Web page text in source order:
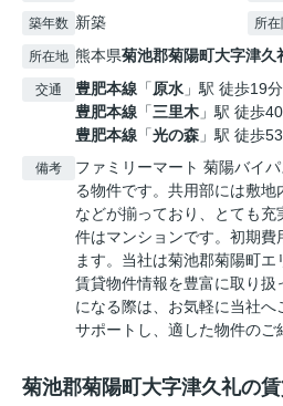
築年数 新築 所
所在地 熊本県菊池郡菊陽町大字津久
交通 豊肥本線 「原水 」駅 徒歩19分
豊肥本線 「三里木 」駅 徒歩
豊肥本線 「光の森 」駅 徒歩
備考
ファミリーマート 菊陽バイ
る物件です。共用部には敷地
などが揃っており、とても
件はマンションです。初期費
ます。当社は菊池郡菊陽町
賃貸物件情報を豊富に取り扱
になる際は、お気軽に当社へ
サポートし、適した物件のご
菊池郡菊陽町大字津久礼の